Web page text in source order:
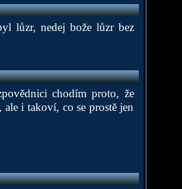
lůzr, nedej bože lůzr bez
chodím proto, že
i takoví, co se prostě jen